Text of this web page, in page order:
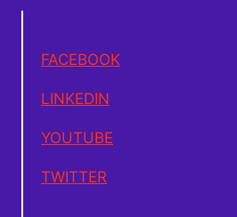
FACEBOOK
LINKEDIN
YOUTUBE
TWITTER